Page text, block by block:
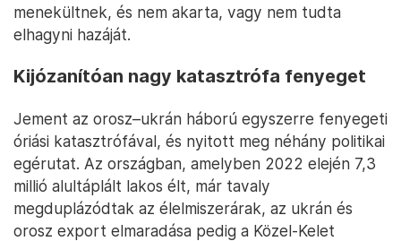
menekültnek, és nem akarta, vagy nem tudta
elhagyni hazáját.
Kijózanítóan nagy katasztrófa fenyeget
Jement az orosz–ukrán háború egyszerre fenyegeti
óriási katasztrófával, és nyitott meg néhány politikai
egérutat. Az országban, amelyben 2022 elején 7,3
millió alultáplált lakos élt, már tavaly
megduplázódtak az élelmiszerárak, az ukrán és
orosz export elmaradása pedig a Közel-Kelet